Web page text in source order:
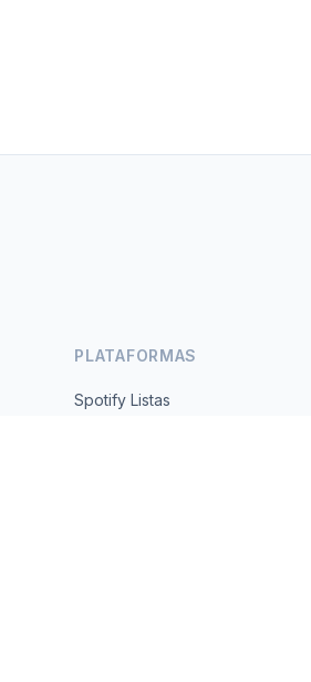
PLATAFORMAS
Spotify Listas